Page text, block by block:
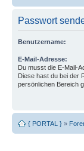
Passwort
Benutzername:
E-Mail-Adresse:
Du musst die E-Mail-
Diese hast du bei der
persönlichen Bereich
{ PORTAL } »